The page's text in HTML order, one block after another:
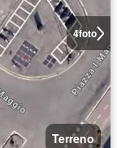
4foto
Terreno